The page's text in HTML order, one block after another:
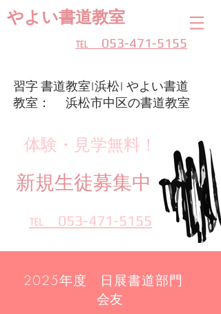
やよい書道教室
​℡ 053-471-5155
体験・見学無料！
新規生徒募集中
​℡ 053-471-5155
2025年度 日展書道部門
会友
習字 書道教室|浜松| やよい書道
教室： 浜松市中区の書道教室